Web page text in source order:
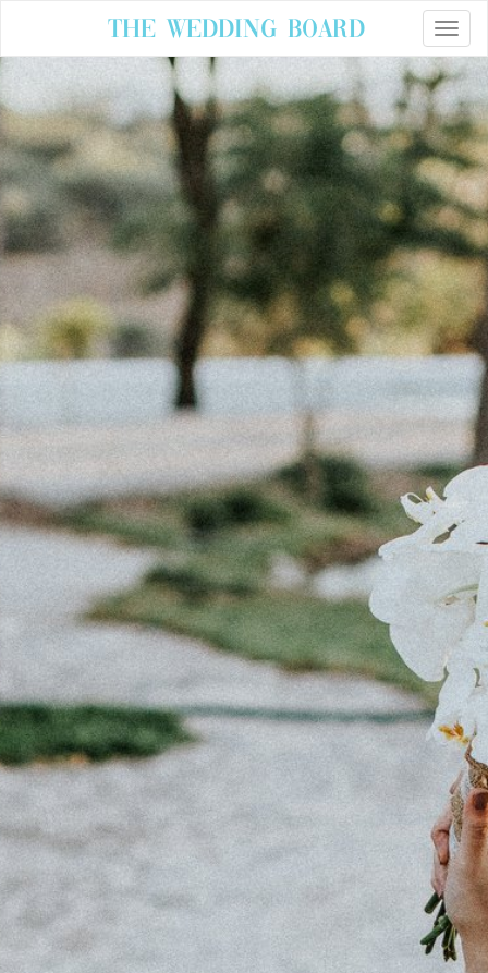
The Wedding Board